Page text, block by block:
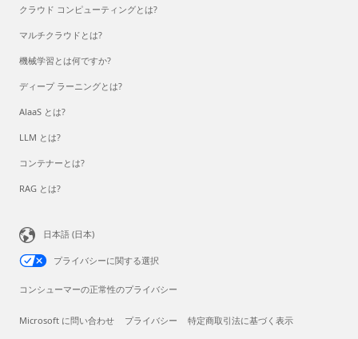
クラウド コンピューティングとは?
マルチクラウドとは?
機械学習とは何ですか?
ディープ ラーニングとは?
AlaaS とは?
LLM とは?
コンテナーとは?
RAG とは?
日本語 (日本)
プライバシーに関する選択
コンシューマーの正常性のプライバシー
Microsoft に問い合わせ プライバシー 特定商取引法に基づく表示